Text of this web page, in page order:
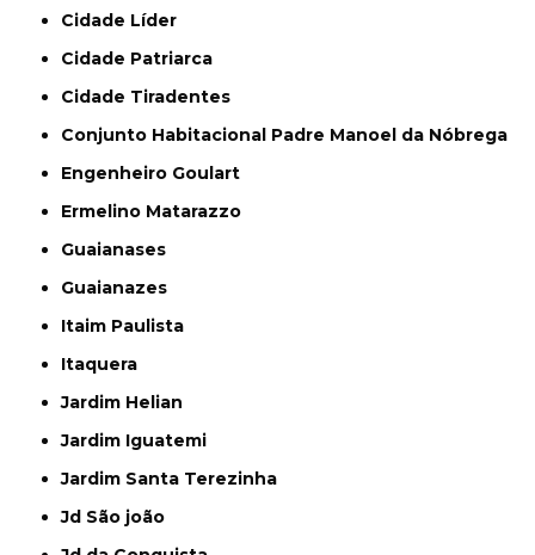
Cidade Líder
Cidade Patriarca
Cidade Tiradentes
Conjunto Habitacional Padre Manoel da Nóbrega
Engenheiro Goulart
Ermelino Matarazzo
Guaianases
Guaianazes
Itaim Paulista
Itaquera
Jardim Helian
Jardim Iguatemi
Jardim Santa Terezinha
Jd São joão